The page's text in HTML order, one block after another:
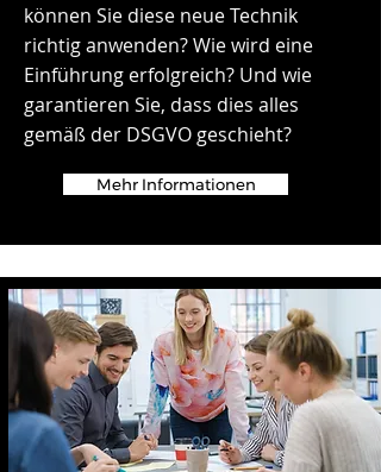
können Sie diese neue Technik
richtig anwenden? Wie wird eine
Einführung erfolgreich? Und wie
garantieren Sie, dass dies alles
gemäß der DSGVO geschieht?
Mehr Informationen